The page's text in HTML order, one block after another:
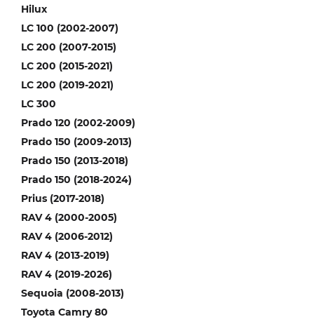
Hilux
LC 100 (2002-2007)
LC 200 (2007-2015)
LC 200 (2015-2021)
LC 200 (2019-2021)
LC 300
Prado 120 (2002-2009)
Prado 150 (2009-2013)
Prado 150 (2013-2018)
Prado 150 (2018-2024)
Prius (2017-2018)
RAV 4 (2000-2005)
RAV 4 (2006-2012)
RAV 4 (2013-2019)
RAV 4 (2019-2026)
Sequoia (2008-2013)
Toyota Camry 80